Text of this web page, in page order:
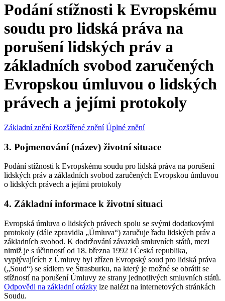
Podání stížnosti k Evropskému
soudu pro lidská práva na
porušení lidských práv a
základních svobod zaručených
Evropskou úmluvou o lidských
právech a jejími protokoly
Základní znění Rozšířené znění Úplné znění
3. Pojmenování (název) životní situace
Podání stížnosti k Evropskému soudu pro lidská práva na porušení
lidských práv a základních svobod zaručených Evropskou úmluvou
o lidských právech a jejími protokoly
4. Základní informace k životní situaci
Evropská úmluva o lidských právech spolu se svými dodatkovými
protokoly (dále zpravidla „Úmluva“) zaručuje řadu lidských práv a
základních svobod. K dodržování závazků smluvních států, mezi
nimiž je s účinností od 18. března 1992 i Česká republika,
vyplývajících z Úmluvy byl zřízen Evropský soud pro lidská práva
(„Soud“) se sídlem ve Štrasburku, na který je možné se obrátit se
stížností na porušení Úmluvy ze strany jednotlivých smluvních států.
Odpovědi na základní otázky lze nalézt na internetových stránkách
Soudu.